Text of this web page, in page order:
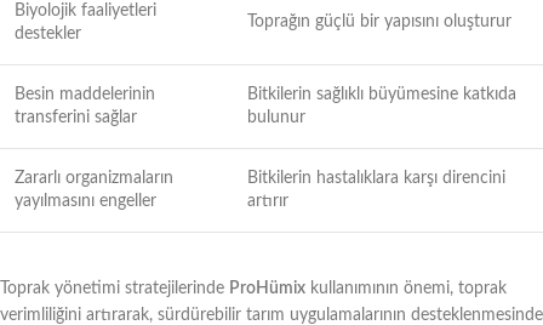
Biyolojik faaliyetleri
destekler
Toprağın güçlü bir yapısını oluşturur
Besin maddelerinin
transferini sağlar
Bitkilerin sağlıklı büyümesine katkıda
bulunur
Zararlı organizmaların
yayılmasını engeller
Bitkilerin hastalıklara karşı direncini
artırır
Toprak yönetimi stratejilerinde ProHümix kullanımının önemi, toprak
verimliliğini artırarak, sürdürebilir tarım uygulamalarının desteklenmesinde